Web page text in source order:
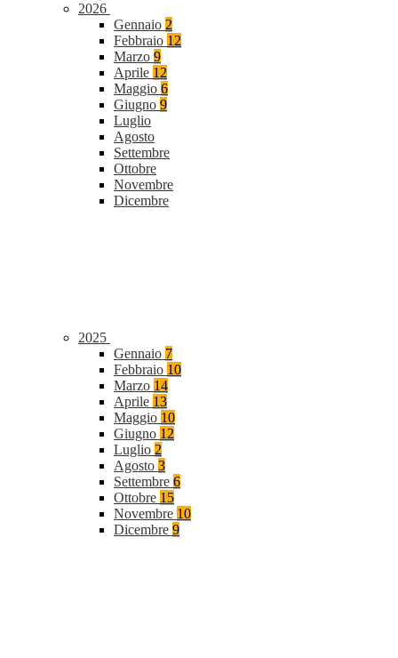
2026
Gennaio 2
Febbraio 12
Marzo 9
Aprile 12
Maggio 6
Giugno 9
Luglio
Agosto
Settembre
Ottobre
Novembre
Dicembre
2025
Gennaio 7
Febbraio 10
Marzo 14
Aprile 13
Maggio 10
Giugno 12
Luglio 2
Agosto 3
Settembre 6
Ottobre 15
Novembre 10
Dicembre 9